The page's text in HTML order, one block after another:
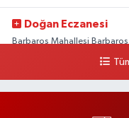
Doğan Eczanesi
Barbaros Mahallesi